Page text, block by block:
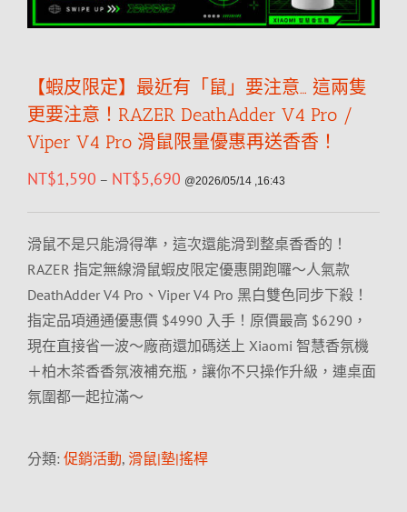
【蝦皮限定】最近有「鼠」要注意… 這兩隻
更要注意！RAZER DeathAdder V4 Pro /
Viper V4 Pro 滑鼠限量優惠再送香香！
NT$1,590 – NT$5,690 @2026/05/14 ,16:43
滑鼠不是只能滑得準，這次還能滑到整桌香香的！
RAZER 指定無線滑鼠蝦皮限定優惠開跑囉～人氣款
DeathAdder V4 Pro、Viper V4 Pro 黑白雙色同步下殺！
指定品項通通優惠價 $4990 入手！原價最高 $6290，
現在直接省一波～廠商還加碼送上 Xiaomi 智慧香氛機
＋柏木茶香香氛液補充瓶，讓你不只操作升級，連桌面
氛圍都一起拉滿～
分類: 促銷活動, 滑鼠|墊|搖桿